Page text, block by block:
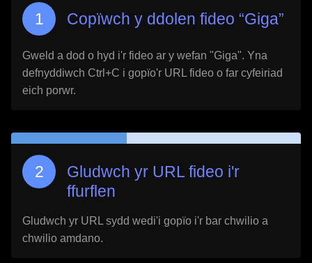
Copïwch y ddolen fideo “Giga”
Gweld a dod o hyd i'r fideo ar y wefan "Giga". Yna
defnyddiwch Ctrl+C i gopïo'r URL fideo o far cyfeiriad
eich porwr.
Gludwch yr URL fideo i'r
ffurflen
Gludwch yr URL sydd wedi'i gopïo i'r bar chwilio a
chwilio amdano.